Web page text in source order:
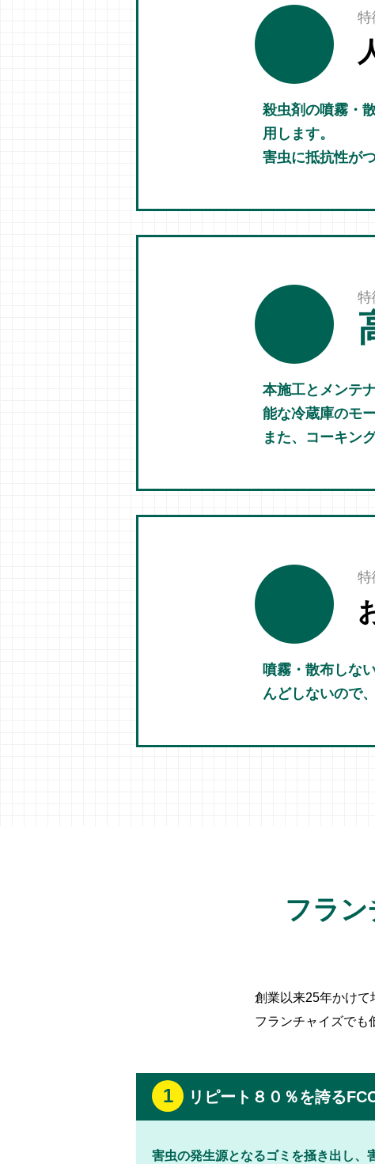
特
殺虫剤の噴霧・
用します。
害虫に抵抗性が
特
本施工とメンテ
能な冷蔵庫のモ
また、コーキン
特
噴霧・散布しな
んどしないので
フラ
創業以来25年かけて
フランチャイズでも
1 リピート８０％を誇る
害虫の発生源となるゴミを掻き出し、